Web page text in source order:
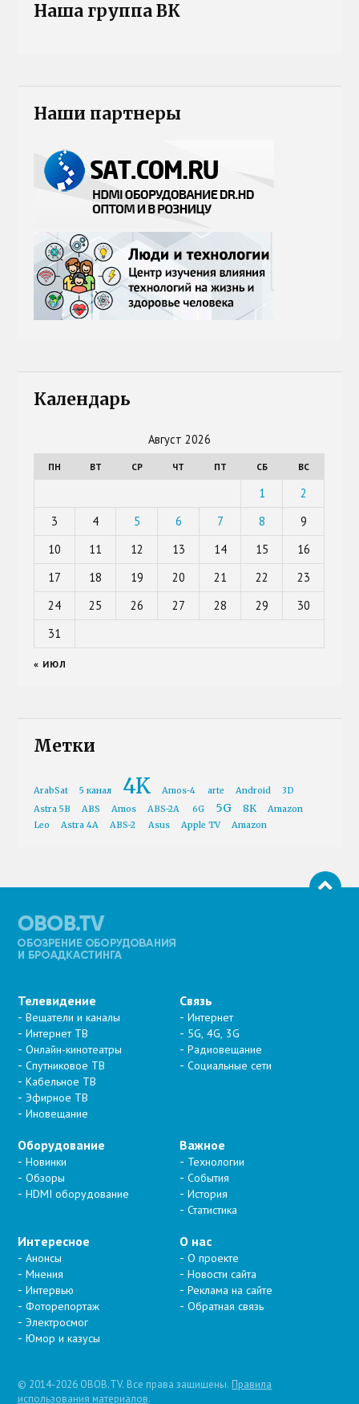
Наша группа ВК
Наши партнеры
Календарь
Август 2026
ПН ВТ СР ЧТ ПТ СБ ВС
1
2
3
4 5 6 7 8
9
10
11 12 13 14 15
16
17
18 19 20 21 22
23
24
25 26 27 28 29
30
31
« ИЮЛ
Метки
ArabSat 5 канал 4K Amos-4 arte Android
3D
Astra 5B
ABS Amos ABS-2A 6G 5G 8K
Amazon
Leo
Astra 4A ABS-2 Asus Apple TV Amazon
Телевидение
Вещатели и каналы
Интернет ТВ
Онлайн-кинотеатры
Спутниковое ТВ
Кабельное ТВ
Эфирное ТВ
Иновещание
Связь
Интернет
5G, 4G, 3G
Радиовещание
Социальные сети
Оборудование
Новинки
Обзоры
HDMI оборудование
Важное
Технологии
События
История
Статистика
Интересное
Анонсы
Мнения
Интервью
Фоторепортаж
Электросмог
Юмор и казусы
О нас
О проекте
Новости сайта
Реклама на сайте
Обратная связь
© 2014-2026 OBOB.TV. Все права защищены. Правила
использования материалов.